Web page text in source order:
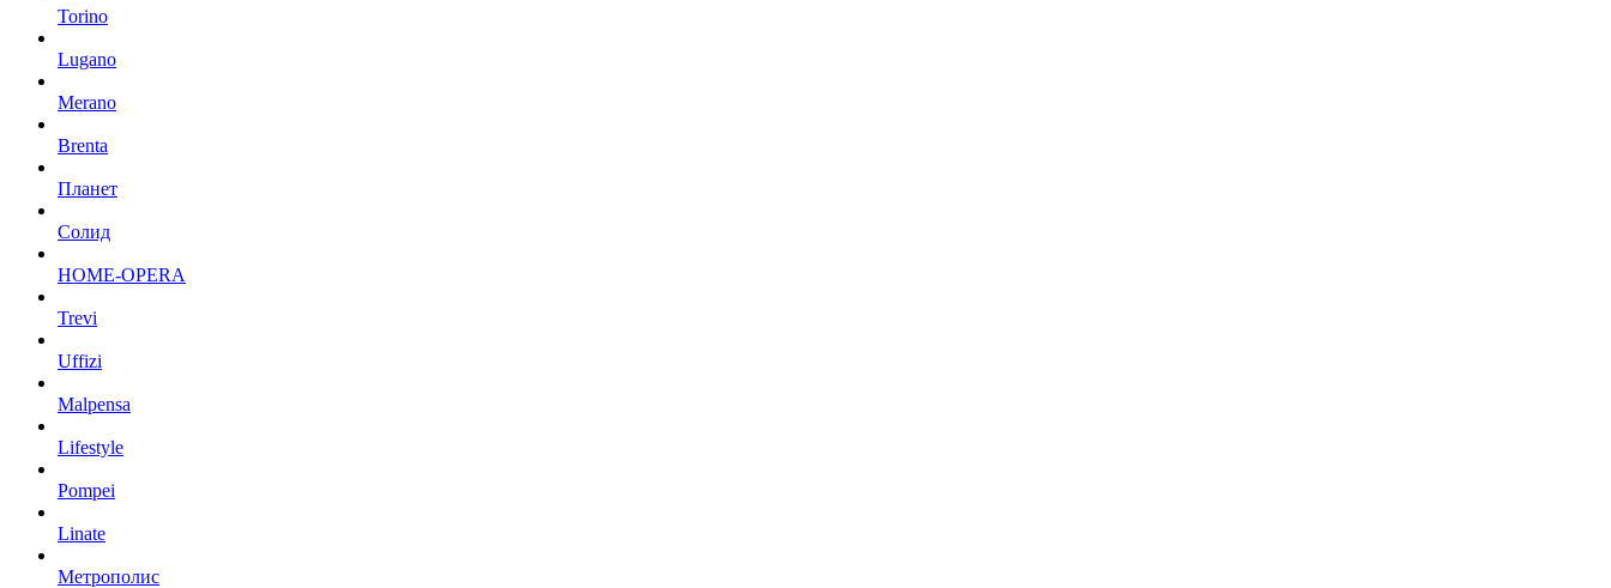
Torino
Lugano
Merano
Brenta
Планет
Солид
HOME-OPERA
Trevi
Uffizi
Malpensa
Lifestyle
Pompei
Linate
Метрополис